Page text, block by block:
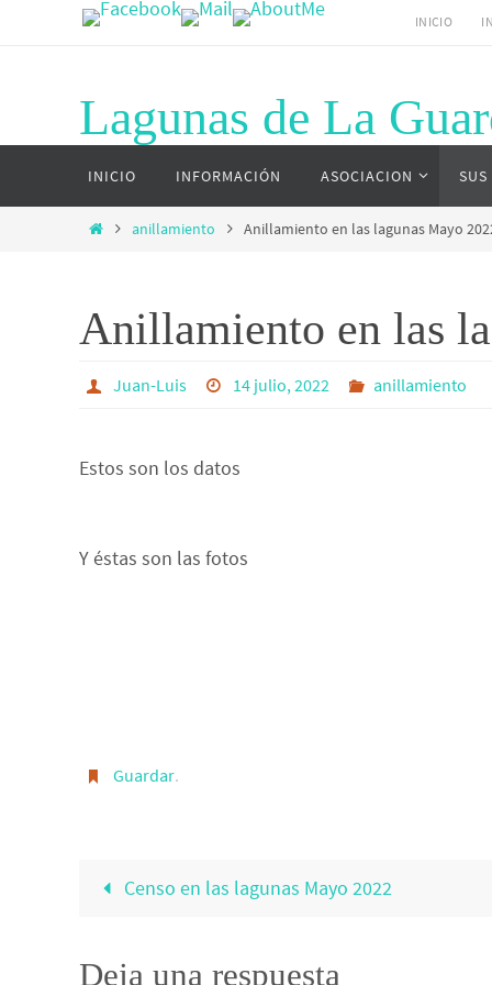
INICIO
Lagunas de La
Página web del complejo lagunar de La
contenido
INICIO INFORMACIÓN ASOCIACION
Inicioanillamiento Anillamiento en las lagunas Mayo
Anillamiento en las
Juan-Luis 14 julio, 2022 anillamiento
Estos son los datos
Y éstas son las fotos
Guardar.
Censo en las lagunas Mayo 2022
Deja una respuesta